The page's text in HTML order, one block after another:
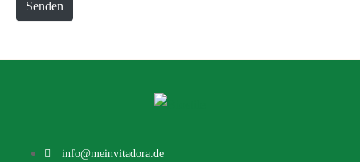
Senden
info@meinvitadora.de